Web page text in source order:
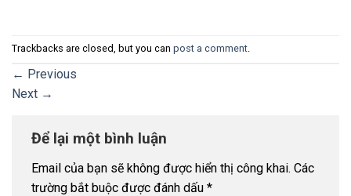
Trackbacks are closed, but you can post a comment.
← Previous
Next →
Để lại một bình luận
Email của bạn sẽ không được hiển thị công khai. Các
trường bắt buộc được đánh dấu *